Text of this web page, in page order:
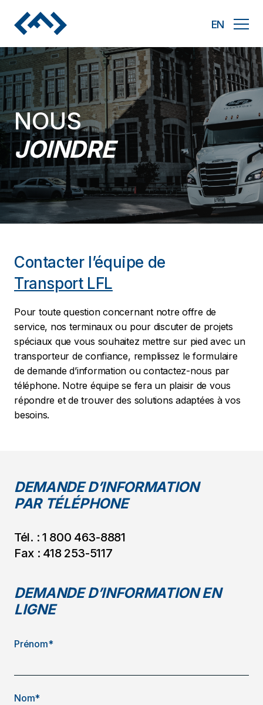
EN
Nous joindre
NOUS
JOINDRE
Contacter l’équipe de
Transport LFL
Pour toute question concernant notre offre de
service, nos terminaux ou pour discuter de projets
spéciaux que vous souhaitez mettre sur pied avec un
transporteur de confiance, remplissez le formulaire
de demande d’information ou contactez-nous par
téléphone. Notre équipe se fera un plaisir de vous
répondre et de trouver des solutions adaptées à vos
besoins.
DEMANDE D’INFORMATION
PAR TÉLÉPHONE
Tél. : 1 800 463-8881
Fax : 418 253-5117
DEMANDE D’INFORMATION EN
LIGNE
Prénom*
Nom*